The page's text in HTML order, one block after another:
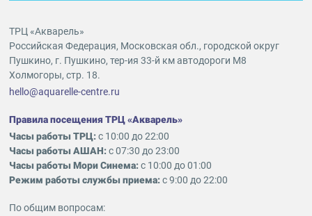
ТРЦ «Акварель»
Российская Федерация, Московская обл., городской округ
Пушкино, г. Пушкино, тер-ия 33-й км автодороги М8
Холмогоры, стр. 18.
hello@aquarelle-centre.ru
Правила посещения ТРЦ «Акварель»
Часы работы ТРЦ:с 10:00 до 22:00
Часы работы АШАН:с 07:30 до 23:00
Часы работы Мори Синема:с 10:00 до 01:00
Режим работы службы приема:с 9:00 до 22:00
По общим вопросам: